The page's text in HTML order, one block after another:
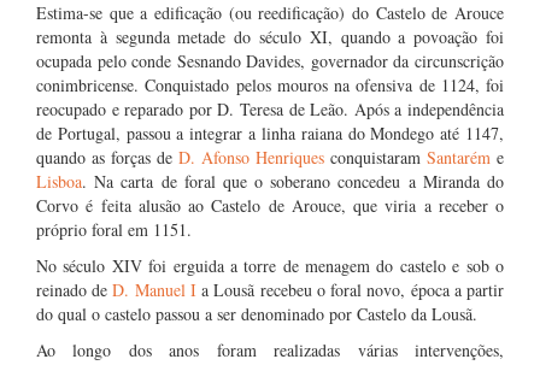
Estima-se que a edificação (ou reedificação) do Castelo de Arouce
remonta à segunda metade do século XI, quando a povoação foi
ocupada pelo conde Sesnando Davides, governador da circunscrição
conimbricense. Conquistado pelos mouros na ofensiva de 1124, foi
reocupado e reparado por D. Teresa de Leão. Após a independência
de Portugal, passou a integrar a linha raiana do Mondego até 1147,
quando as forças de D. Afonso Henriques conquistaram Santarém e
Lisboa. Na carta de foral que o soberano concedeu a Miranda do
Corvo é feita alusão ao Castelo de Arouce, que viria a receber o
próprio foral em 1151.
No século XIV foi erguida a torre de menagem do castelo e sob o
reinado deD. Manuel Ia Lousã recebeu o foral novo, época a partir
do qual o castelo passou a ser denominado por Castelo da Lousã.
Ao longo dos anos foram realizadas várias intervenções,